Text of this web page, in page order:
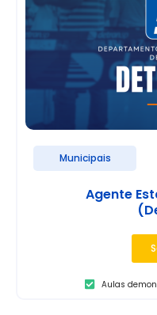
Municipais
Agente
Aulas